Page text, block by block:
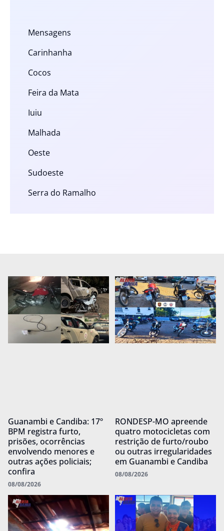
Mensagens
Carinhanha
Cocos
Feira da Mata
Iuiu
Malhada
Oeste
Sudoeste
Serra do Ramalho
Guanambi e Candiba: 17º
BPM registra furto,
prisões, ocorrências
envolvendo menores e
outras ações policiais;
confira
08/08/2026
RONDESP-MO apreende
quatro motocicletas com
restrição de furto/roubo
ou outras irregularidades
em Guanambi e Candiba
08/08/2026